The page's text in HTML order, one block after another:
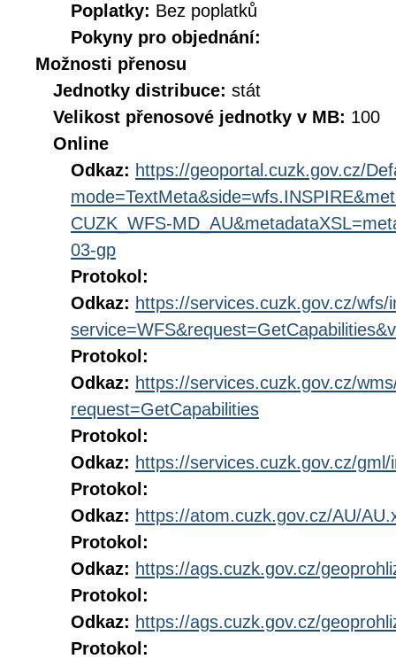
Poplatky: Bez poplatků
Pokyny pro objednání:
Možnosti přenosu
Jednotky distribuce: stát
Velikost přenosové jednotky v MB: 100
Online
Odkaz: https://geoportal.cuzk.gov.cz/
CUZK_WFS-
03-gp
Protokol:
Odkaz: https://services.cuzk.gov.cz/wfs/
Protokol:
Odkaz: https://services.cuzk.gov.cz/
request=GetCapabilities
Protokol:
Odkaz: https://services.cuzk.gov.cz/gml/
Protokol:
Odkaz: https://atom.cuzk.gov.cz/AU/
Protokol:
Odkaz: https://ags.cuzk.gov.cz/
Protokol:
Odkaz: https://ags.cuzk.gov.cz/
Protokol: